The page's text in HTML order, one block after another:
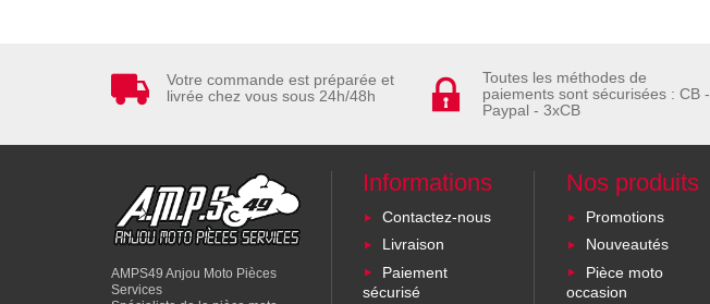
Votre commande est préparée et
livrée chez vous sous 24h/48h
Toutes les méthodes de
paiements sont sécurisées : CB -
Paypal - 3xCB
AMPS49 Anjou Moto Pièces
Services
Informations
Contactez-nous
Livraison
Paiement
sécurisé
Nos produits
Promotions
Nouveautés
Pièce moto
occasion